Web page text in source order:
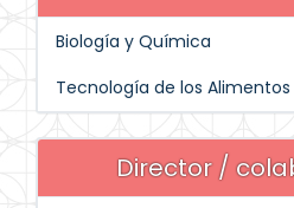
Biología y Química
Tecnología de los Alimentos
Director /